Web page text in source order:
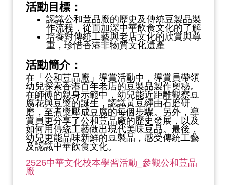
活動目標：
認識公和荳品廠的歷史及傳統豆製品製
作流程，從而加深中華飲食文化的了解
培養對傳統工藝與老店文化的欣賞與尊
重，珍惜香港非物質文化遺產
活動簡介：
在「公和荳品廠」導賞活動中，導賞員帶領
幼兒探索香港百年老店的豆製品製作奧秘。
在師傅的親身示範中，幼兒能近距離觀察豆
腐花與豆漿的誕生，認識黃豆經由石磨研
磨，至煮漿壓成豆腐的每個步驟。另外，導
賞員更分享了公和荳品廠的歷史發展，以及
如何用傳統工藝做出現代美味豆品。最後，
幼兒更能品味新鮮的豆製品，感受傳統工藝
及認識中華飲食文化。
2526中華文化校本學習活動_參觀公和荳品
廠